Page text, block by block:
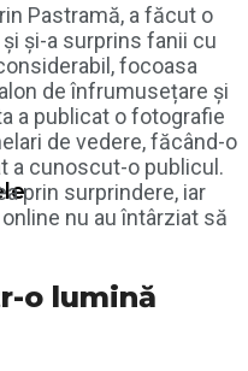
Pastramă, a făcut o
și-a surprins fanii cu
focoasa
de înfrumusețare și
a publicat o fotografie
de vedere, făcând-o
a cunoscut-o publicul.
prin surprindere, iar
nu au întârziat să
o lumină